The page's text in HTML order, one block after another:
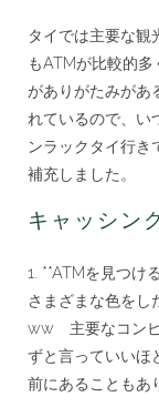
タイでは主要な観
もATMが比較的
がありがたみがあ
れているので、い
ンラックタイ行き
補充しました。
キャッシン
1. **ATMを見つけ
さまざまな色をし
ww 主要なコンビ
ずと言っていいほ
前にあることもあ